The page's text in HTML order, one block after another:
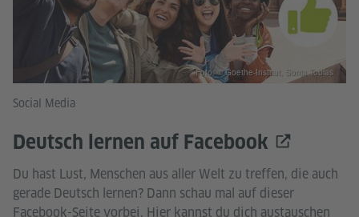
Social Media
Deutsch lernen auf Facebook
Du hast Lust, Menschen aus aller Welt zu treffen, die auch
gerade Deutsch lernen? Dann schau mal auf dieser
Facebook-Seite vorbei. Hier kannst du dich austauschen
Foto: © Goethe-Institut, Sonja Tobias